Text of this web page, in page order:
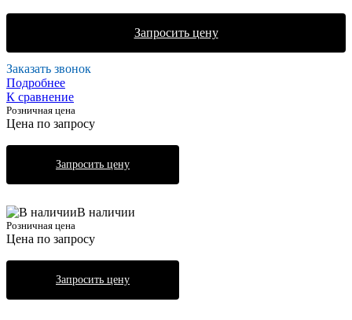
Запросить цену
Заказать звонок
Подробнее
К сравнение
Розничная цена
Цена по запросу
Запросить цену
В наличии
Розничная цена
Цена по запросу
Запросить цену